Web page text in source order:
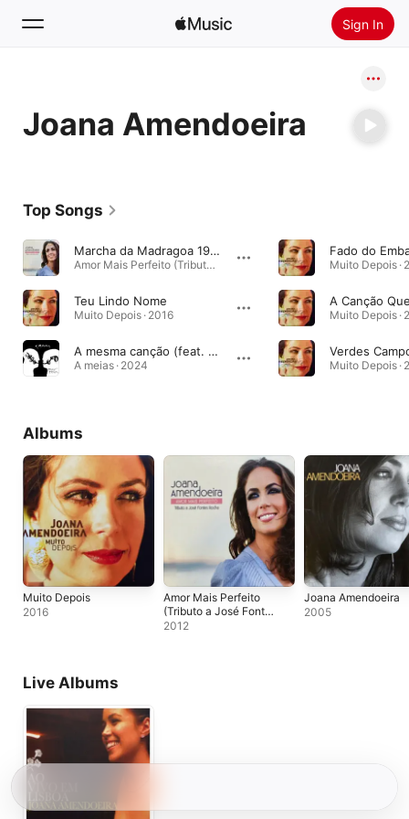
Sign In
Home
Radio
Joana Amendoeira
Top Songs
Marcha da Madragoa 1980
Amor Mais Perfeito (Tributo a José Fontes Rocha) · 2012
Teu Lindo Nome
Muito Depois · 2016
A mesma canção (feat. Joana Amendoeira)
A meias · 2024
Fado do
Muito Depois ·
A Canção
Muito Depois ·
Muito Depois ·
Albums
Muito Depois
2016
Amor Mais Perfeito
(Tributo a José Fontes
Rocha)
2012
Joana Amendoeira
2005
Live Albums